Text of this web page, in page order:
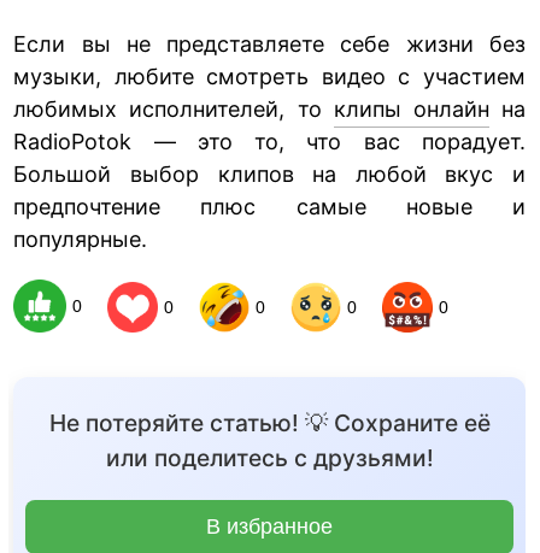
Если вы не представляете себе жизни без
музыки, любите смотреть видео с участием
любимых исполнителей, то клипы онлайн на
RadioPotok — это то, что вас порадует.
Большой выбор клипов на любой вкус и
предпочтение плюс самые новые и
популярные.
0 0 0 0 0
Не потеряйте статью! 💡 Сохраните её
или поделитесь с друзьями!
В избранное